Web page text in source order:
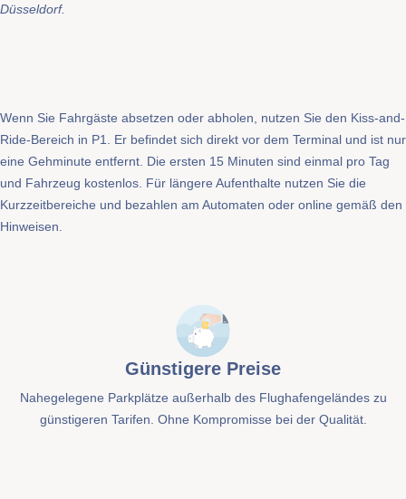
Düsseldorf.
Wenn Sie Fahrgäste absetzen oder abholen, nutzen Sie den Kiss-and-
Ride-Bereich in P1. Er befindet sich direkt vor dem Terminal und ist nur
eine Gehminute entfernt. Die ersten 15 Minuten sind einmal pro Tag
und Fahrzeug kostenlos. Für längere Aufenthalte nutzen Sie die
Kurzzeitbereiche und bezahlen am Automaten oder online gemäß den
Hinweisen.
Günstigere Preise
Nahegelegene Parkplätze außerhalb des Flughafengeländes zu
günstigeren Tarifen. Ohne Kompromisse bei der Qualität.